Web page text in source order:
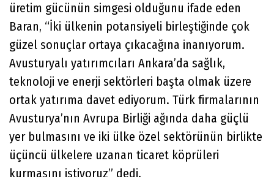
üretim gücünün simgesi olduğunu ifade eden
Baran, “İki ülkenin potansiyeli birleştiğinde çok
güzel sonuçlar ortaya çıkacağına inanıyorum.
Avusturyalı yatırımcıları Ankara’da sağlık,
teknoloji ve enerji sektörleri başta olmak üzere
ortak yatırıma davet ediyorum. Türk firmalarının
Avusturya’nın Avrupa Birliği ağında daha güçlü
yer bulmasını ve iki ülke özel sektörünün birlikte
üçüncü ülkelere uzanan ticaret köprüleri
kurmasını istiyoruz” dedi.